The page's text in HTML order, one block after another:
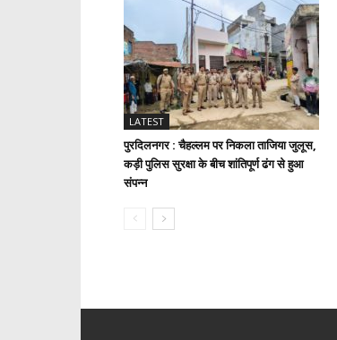
LATEST
पुरदिलनगर : चैहल्लम पर निकला ताजिया जुलूस,
कड़ी पुलिस सुरक्षा के बीच शांतिपूर्ण ढंग से हुआ
संपन्न